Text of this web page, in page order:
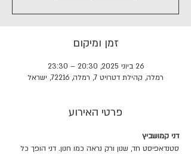
זמן ומיקום
26 ביוני 2025, 20:30 – 23:30
רמלה, קהילת דטרויט 7, רמלה, 72216, ישראל
פרטי האירוע
דני קמושביץ
סטנדאפיסט חד, שנון ורק נראה כמו חנון. דני הופך כל